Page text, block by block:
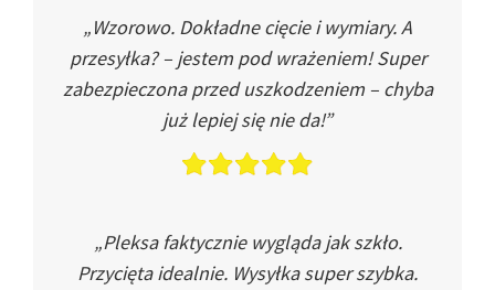
„Wzorowo. Dokładne cięcie i wymiary. A
przesyłka? – jestem pod wrażeniem! Super
zabezpieczona przed uszkodzeniem – chyba
już lepiej się nie da!”
„Pleksa faktycznie wygląda jak szkło.
Przycięta idealnie. Wysyłka super szybka.